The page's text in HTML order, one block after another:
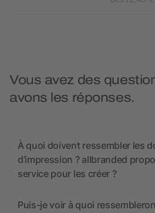
Vous avez des
avons les réponses.
À quoi doivent ressembler les
d’impression ? allbranded
service pour les créer ?
Puis-je voir à quoi